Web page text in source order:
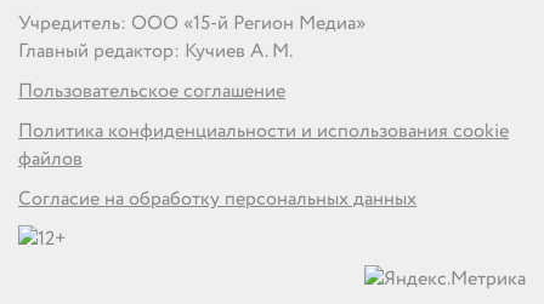
Учредитель: ООО «15-й Регион Медиа»
Главный редактор: Кучиев А. М.
Пользовательское соглашение
Политика конфиденциальности и использования cookie
файлов
Согласие на обработку персональных данных